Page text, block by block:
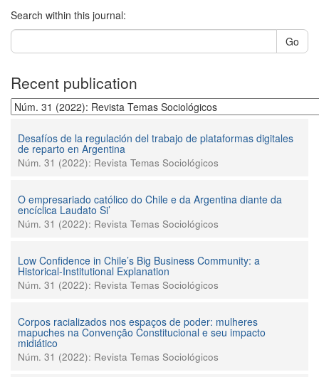
Search within this journal:
Go
Recent publication
Desafíos de la regulación del trabajo de plataformas digitales
de reparto en Argentina
Núm. 31 (2022): Revista Temas Sociológicos
O empresariado católico do Chile e da Argentina diante da
encíclica Laudato Si’
Núm. 31 (2022): Revista Temas Sociológicos
Low Confidence in Chile’s Big Business Community: a
Historical-Institutional Explanation
Núm. 31 (2022): Revista Temas Sociológicos
Corpos racializados nos espaços de poder: mulheres
mapuches na Convenção Constitucional e seu impacto
midiático
Núm. 31 (2022): Revista Temas Sociológicos